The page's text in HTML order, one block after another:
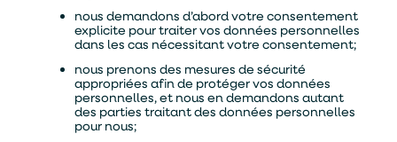
nous demandons d’abord votre consentement
explicite pour traiter vos données personnelles
dans les cas nécessitant votre consentement;
nous prenons des mesures de sécurité
appropriées afin de protéger vos données
personnelles, et nous en demandons autant
des parties traitant des données personnelles
pour nous;